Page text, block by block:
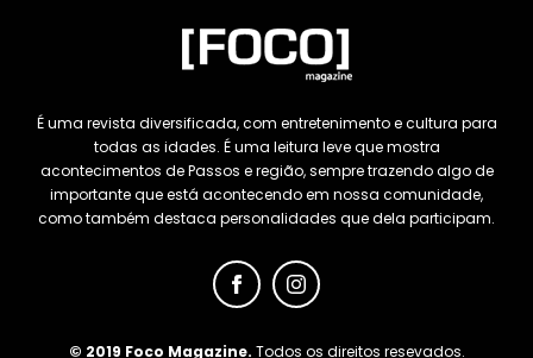
É uma revista diversificada, com entretenimento e cultura para
todas as idades. É uma leitura leve que mostra
acontecimentos de Passos e região, sempre trazendo algo de
importante que está acontecendo em nossa comunidade,
como também destaca personalidades que dela participam.
© 2019 Foco Magazine. Todos os direitos resevados.